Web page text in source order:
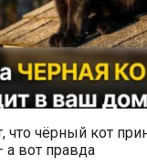
что чёрный кот
а вот правда